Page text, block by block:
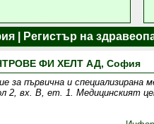
| Регистър на
ФИ ХЕЛТ АД, София
за първична и специализирана
2, вх. В, ет. 1. Медицинският